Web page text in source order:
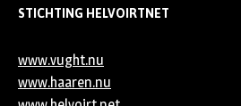
STICHTING HELVOIRTNET
www.vught.nu
www.haaren.nu